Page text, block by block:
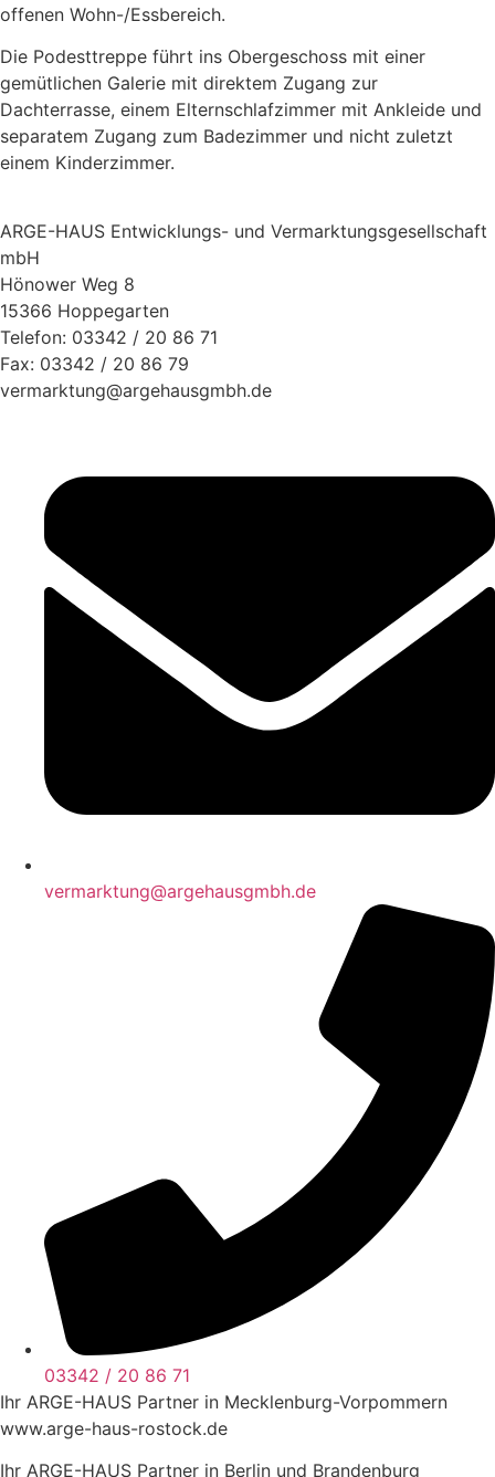
offenen Wohn-/Essbereich.
Die Podesttreppe führt ins Obergeschoss mit einer
gemütlichen Galerie mit direktem Zugang zur
Dachterrasse, einem Elternschlafzimmer mit Ankleide und
separatem Zugang zum Badezimmer und nicht zuletzt
einem Kinderzimmer.
ARGE-HAUS Entwicklungs- und Vermarktungsgesellschaft
mbH
Hönower Weg 8
15366 Hoppegarten
Telefon: 03342 / 20 86 71
Fax: 03342 / 20 86 79
vermarktung@argehausgmbh.de
vermarktung@argehausgmbh.de
03342 / 20 86 71
Ihr ARGE-HAUS Partner in Mecklenburg-Vorpommern
www.arge-haus-rostock.de
Ihr ARGE-HAUS Partner in Berlin und Brandenburg